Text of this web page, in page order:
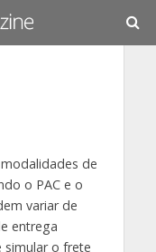
de
o PAC e o
variar de
entrega
simular o frete